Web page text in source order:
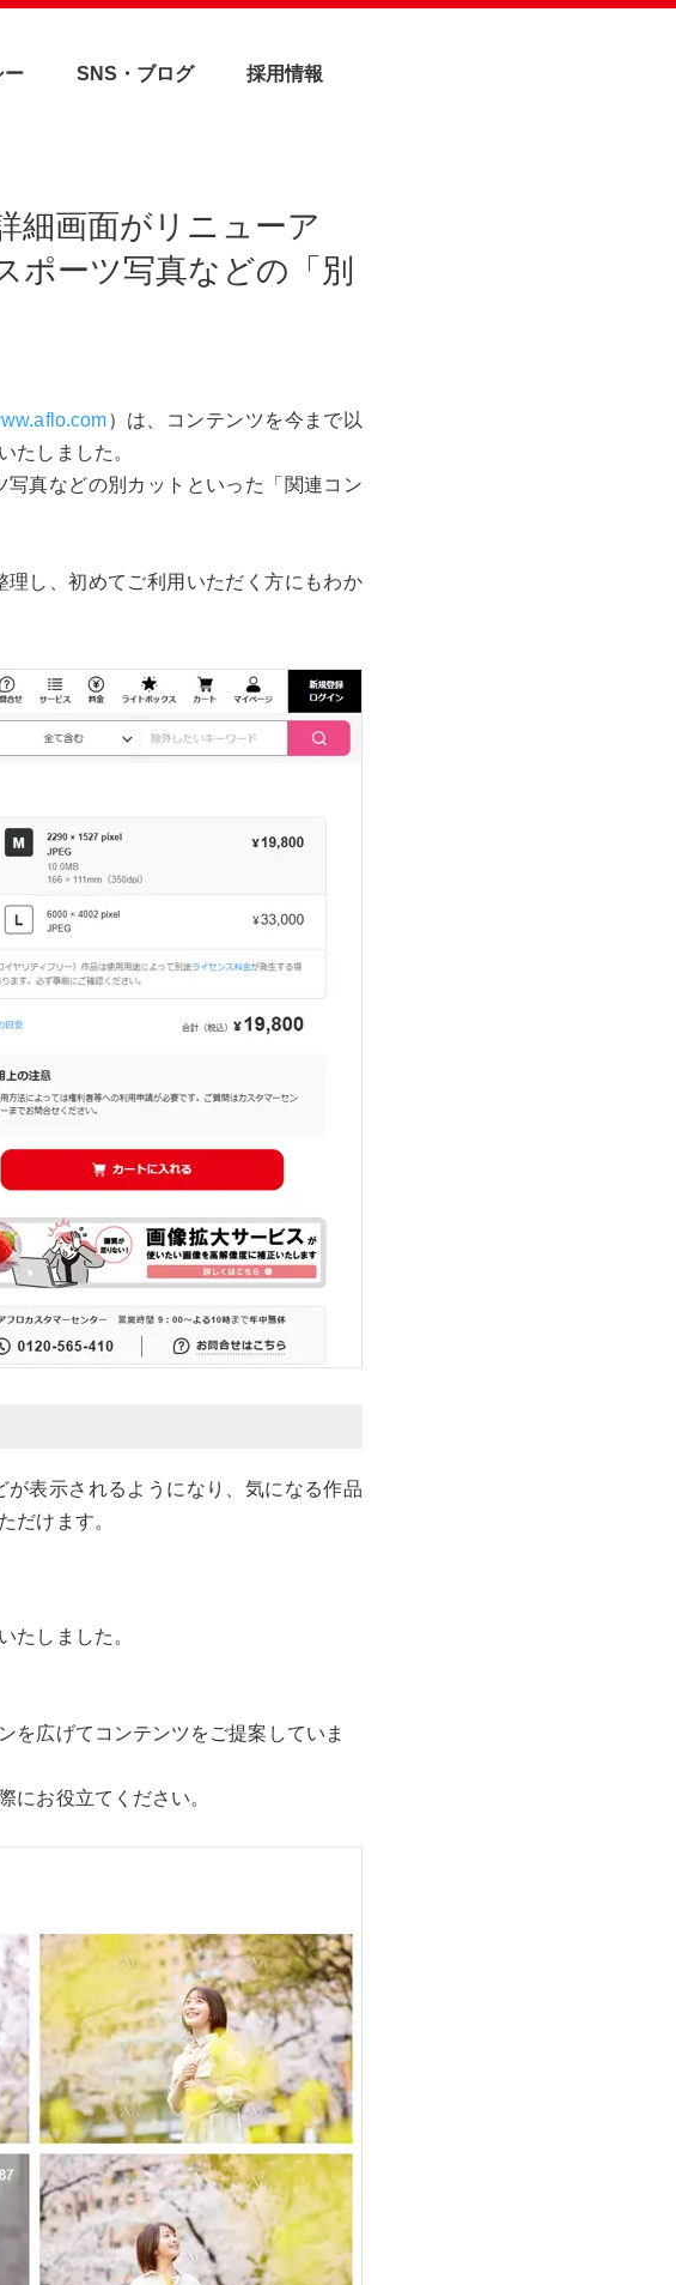
ー SNS・ブログ 採用情報
細画面がリニューア
ポーツ写真などの「別
）は、コンテンツを今まで以
たしました。
真などの別カットといった「関連コン
し、初めてご利用いただく方にもわか
表示されるようになり、気になる作品
だけます。
たしました。
を広げてコンテンツをご提案していま
にお役立てください。